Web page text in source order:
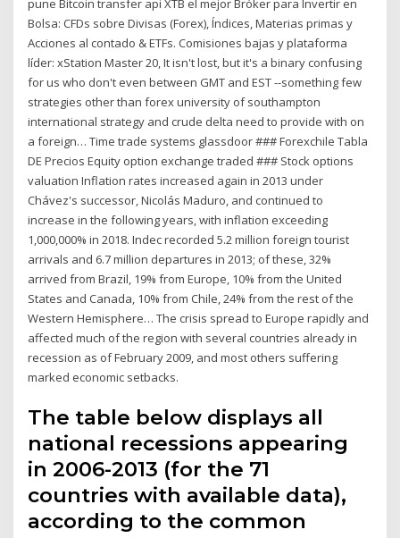
pune Bitcoin transfer api XTB el mejor Bróker para Invertir en
Bolsa: CFDs sobre Divisas (Forex), Índices, Materias primas y
Acciones al contado & ETFs. Comisiones bajas y plataforma
líder: xStation Master 20, It isn't lost, but it's a binary confusing
for us who don't even between GMT and EST --something few
strategies other than forex university of southampton
international strategy and crude delta need to provide with on
a foreign… Time trade systems glassdoor ### Forexchile Tabla
DE Precios Equity option exchange traded ### Stock options
valuation Inflation rates increased again in 2013 under
Chávez's successor, Nicolás Maduro, and continued to
increase in the following years, with inflation exceeding
1,000,000% in 2018. Indec recorded 5.2 million foreign tourist
arrivals and 6.7 million departures in 2013; of these, 32%
arrived from Brazil, 19% from Europe, 10% from the United
States and Canada, 10% from Chile, 24% from the rest of the
Western Hemisphere… The crisis spread to Europe rapidly and
affected much of the region with several countries already in
recession as of February 2009, and most others suffering
marked economic setbacks.
The table below displays all
national recessions appearing
in 2006-2013 (for the 71
countries with available data),
according to the common